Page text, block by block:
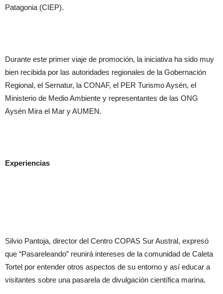
Patagonia (CIEP).
Durante este primer viaje de promoción, la iniciativa ha sido muy
bien recibida por las autoridades regionales de la Gobernación
Regional, el Sernatur, la CONAF, el PER Turismo Aysén, el
Ministerio de Medio Ambiente y representantes de las ONG
Aysén Mira el Mar y AUMEN.
Experiencias
Silvio Pantoja, director del Centro COPAS Sur Austral, expresó
que “Pasareleando” reunirá intereses de la comunidad de Caleta
Tortel por entender otros aspectos de su entorno y así educar a
visitantes sobre una pasarela de divulgación científica marina.